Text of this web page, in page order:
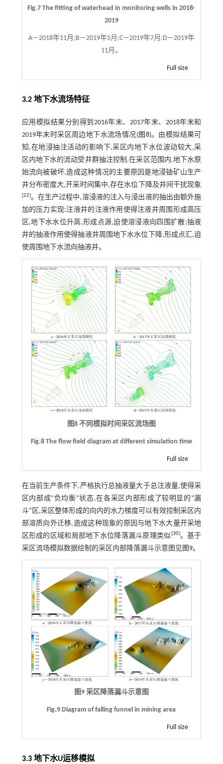
Fig.7 The fitting of waterhead in monitoring wells in 2018-
2019
A—2018年11月;B—2019年5月;C—2019年7月;D—2019年
11月。
Full size
3.2 地下水流场特征
应用模拟结果分别得到2016年末、2017年末、2018年末和
2019年末时采区周边地下水流场情况(图8)。由模拟结果可
知,在地浸抽注活动的影响下,采区内地下水位波动较大,采
区内地下水的流动受井群抽注控制,在采区范围内,地下水原
始流向被破坏,造成这种情况的主要原因是地浸铀矿山生产
井分布密度大,开采时间集中,存在水位下降及井间干扰现象
[22]。在生产过程中,溶浸液的注入与浸出液的抽出由额外施
加的压力实现:注液井的注液作用使得注液井周围形成高压
区,地下水水位升高,形成点源,迫使溶浸液向四围扩散;抽液
井的抽液作用使得抽液井周围地下水水位下降,形成点汇,迫
使周围地下水流向抽液井。
图8 不同模拟时间采区流场图
Fig.8 The flow field diagram at different simulation time
Full size
在当前生产条件下,严格执行总抽液量大于总注液量,使得采
区内部成“负均衡”状态,在各采区内部形成了较明显的“漏
斗”区,采区整体形成的向内的水力梯度可以有效控制采区内
部溶质向外迁移,造成这种现象的原因与地下水大量开采地
区形成的区域和局部地下水位降落漏斗原理类似 30] 。基于
采区流场模拟数据绘制的采区内部降落漏斗示意图见图9。
图9 采区降落漏斗示意图
Fig.9 Diagram of falling funnel in mining area
Full size
3.3 地下水U运移模拟